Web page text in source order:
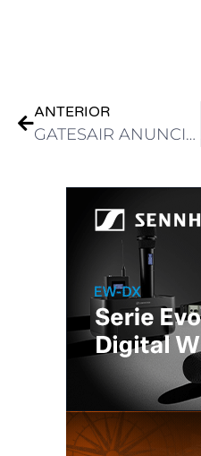
ANTERIOR
GATESAIR ANUNCIÓ EL LANZAMIENTO DEL PROGRAMA GATESAIR CARE